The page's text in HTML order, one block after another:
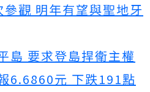
觀 明年有望與聖地牙
島 要求登島捍衛主權
6.6860元 下跌191點